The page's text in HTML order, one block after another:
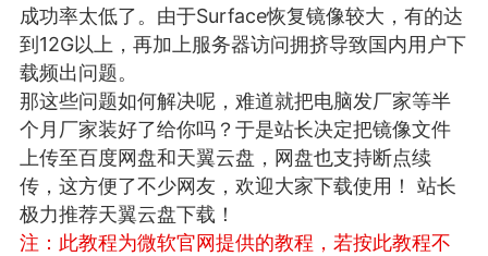
游戏 兴趣 美图
问答 闲谈 官方
任务 排行 历史
成功率太低了。由于Surface恢复镜像较大，有的达
到12G以上，再加上服务器访问拥挤导致国内用户下
载频出问题。
那这些问题如何解决呢，难道就把电脑发厂家等半
个月厂家装好了给你吗？于是站长决定把镜像文件
上传至百度网盘和天翼云盘，网盘也支持断点续
传，这方便了不少网友，欢迎大家下载使用！ 站长
极力推荐天翼云盘下载！
注：此教程为微软官网提供的教程，若按此教程不